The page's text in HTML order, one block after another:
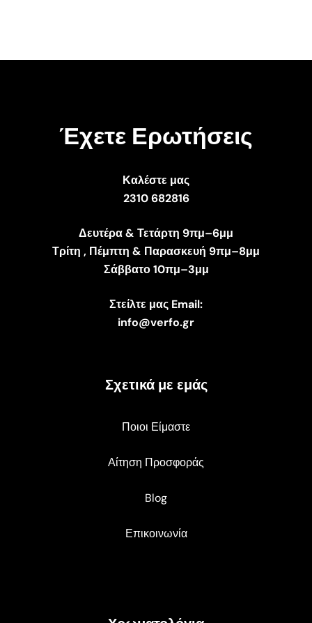
Έχετε Ερωτήσεις
Καλέστε μας
2310 682816
Δευτέρα & Τετάρτη 9πμ–6μμ
Τρίτη , Πέμπτη & Παρασκευή 9πμ–8μμ
Σάββατο 10πμ–3μμ
Στείλτε μας Email:
info@verfo.gr
Σχετικά με εμάς
Ποιοι Είμαστε
Αίτηση Προσφοράς
Blog
Επικοινωνία